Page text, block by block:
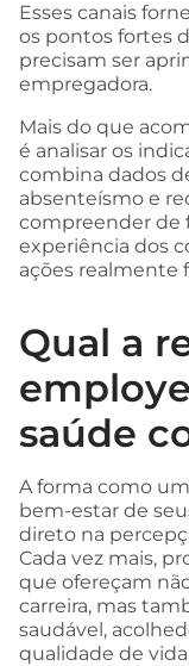
Esses canais
os pontos fortes
precisam ser
empregadora.
Mais do que
é analisar os
combina dados
absenteísmo e
compreender de
experiência dos
ações realmente
Qual a
saúde
A forma como
bem-estar de
direto na
Cada vez mais,
que ofereçam
carreira, mas
saudável,
qualidade de